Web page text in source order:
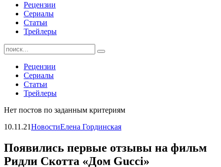
Рецензии
Сериалы
Статьи
Трейлеры
Найти:
Рецензии
Сериалы
Статьи
Трейлеры
Нет постов по заданным критериям
10.11.21НовостиЕлена Гординская
Появились первые отзывы на фильм
Ридли Скотта «Дом Gucci»